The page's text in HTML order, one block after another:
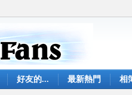
好友的... 最新熱門 相